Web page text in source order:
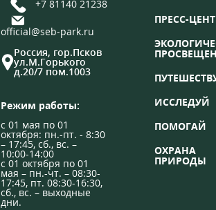
+7 81140 21238
official@seb-park.ru
Россия, гор.Псков
ул.М.Горького
д.20/7 пом.1003
Режим работы:
с 01 мая по 01
октября: пн.-пт. - 8:30
– 17:45, сб., вс. –
10:00-14:00
с 01 октября по 01
мая – пн.-чт. – 08:30-
17:45, пт. 08:30-16:30,
сб., вс. – выходные
дни.
ПРЕСС-
ИССЛЕДУЙ
ПОМОГАЙ
ОХРАНА
ПРИРОДЫ